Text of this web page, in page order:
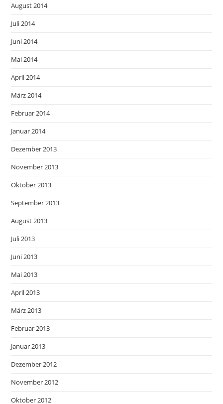
August 2014
Juli 2014
Juni 2014
Mai 2014
April 2014
März 2014
Februar 2014
Januar 2014
Dezember 2013
November 2013
Oktober 2013
September 2013
August 2013
Juli 2013
Juni 2013
Mai 2013
April 2013
März 2013
Februar 2013
Januar 2013
Dezember 2012
November 2012
Oktober 2012